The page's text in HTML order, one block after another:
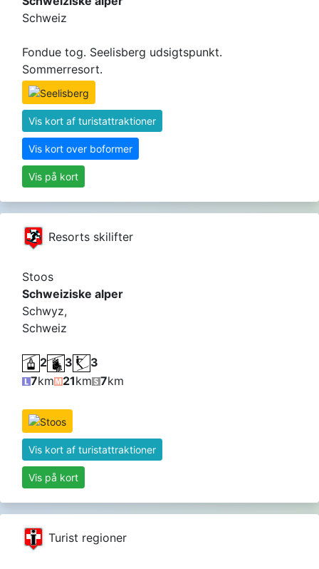
Schweiz
Fondue tog. Seelisberg udsigtspunkt.
Sommerresort.
Vis kort af turistattraktioner
Vis kort over boformer
Vis på kort
Resorts skilifter
Stoos
Schweiziske alper
Schwyz,
Schweiz
2 3
3
7km 21km 7km
Vis kort af turistattraktioner
Vis på kort
Turist regioner